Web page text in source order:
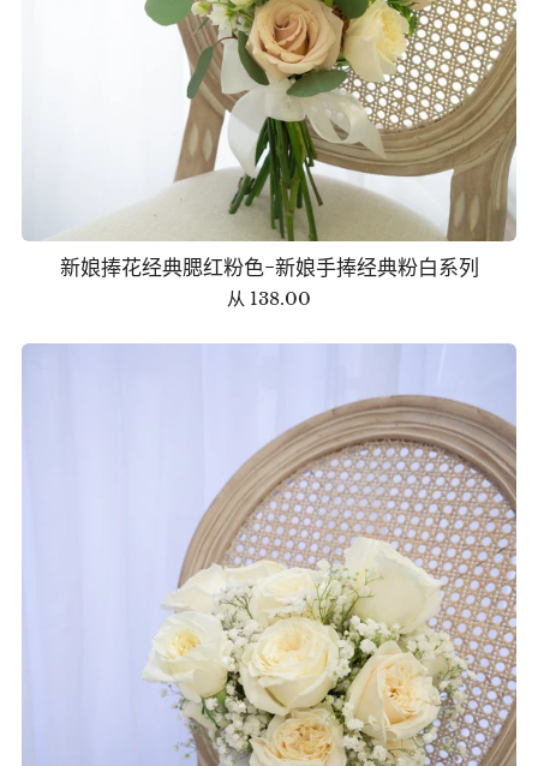
新娘捧花经典腮红粉色-新娘手捧经典粉白系列
从 138.00